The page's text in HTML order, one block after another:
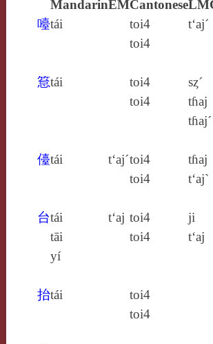
MandarinEMCantonese
㘆tái
toi4
toi4
t‘aj´
䈚tái
toi4
toi4
sȥ´
tɦaj
tɦaj´
儓tái t‘aj´toi4
toi4
tɦaj
t‘aj`
台tái
tāi
yí
t‘aj toi4
toi4
ji
t‘aj
抬tái
toi4
toi4